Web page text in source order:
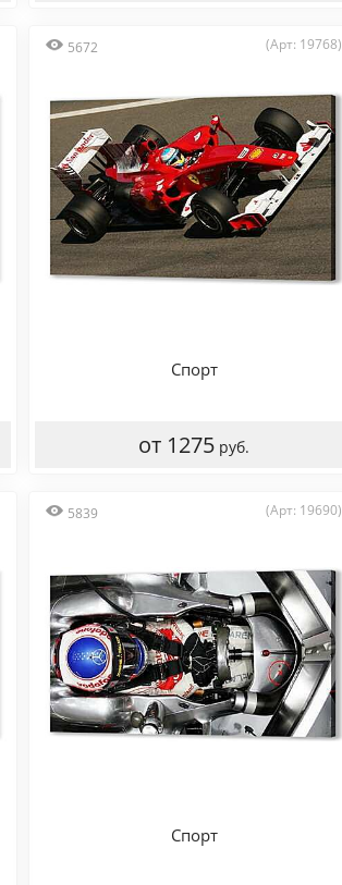
5672 (Арт: 19768)
Спорт
от 1275 руб.
5839 (Арт: 19690)
Спорт